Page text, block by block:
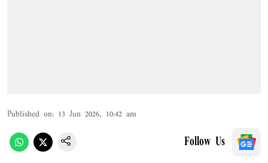
Published on: 13 Jun 2026, 10:42 am
Follow Us